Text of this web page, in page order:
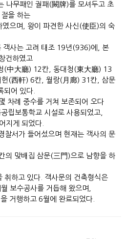
나무패인 궐패(闕牌)를 모셔두고 초
을 하는
으며, 왕이 파견한 사신(使臣)의 숙
객사는 고려 태조 19년(936)에, 본
건하였고
(中大廳) 12칸, 동대청(東大廳) 13
(西軒) 6칸, 월랑(月廊) 31칸, 삼문
되어 있다.
차례 중수를 거쳐 보존되어 오다
립보통학교 시설로 사용되었고,
지게 되었다.
찰서가 들어섰으며 현재는 객사의 문
의 맞배집 삼문(三門)으로 남향을 하
하고 있다. 객사문의 건축형식은
보수공사를 거듭해 왔으며,
거행하고 6월에 완료되었다.